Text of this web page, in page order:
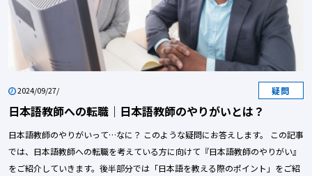
2024/09/27/ 疑問
日本語教師への転職｜日本語教師のやりがいとは？
日本語教師のやりがいって…なに？ このような疑問にお答えします。 この記事
では、日本語教師への転職を考えている方に向けて『日本語教師のやりがい』
をご紹介していきます。後半部分では「日本語を教える際のポイント」をご紹